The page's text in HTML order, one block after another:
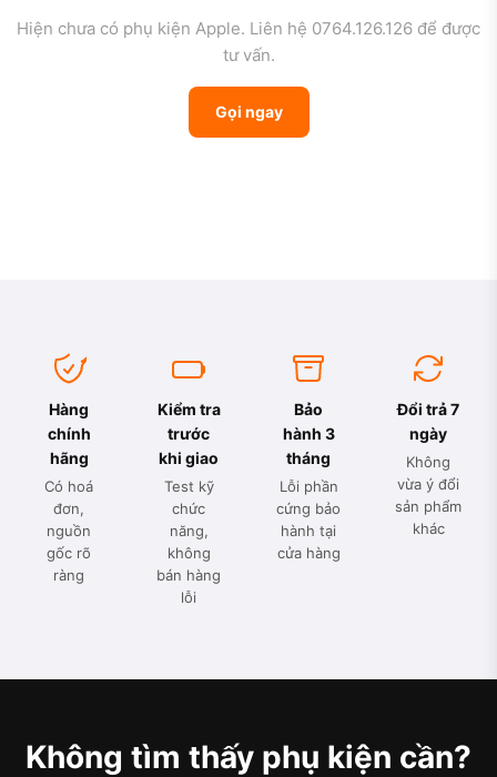
Hiện chưa có phụ kiện Apple. Liên hệ 0764.126.126 để được
tư vấn.
Gọi ngay
Hàng
chính
hãng
Có hoá
đơn,
nguồn
gốc rõ
ràng
Kiểm tra
trước
khi giao
Test kỹ
chức
năng,
không
bán hàng
lỗi
Bảo
hành 3
tháng
Lỗi phần
cứng bảo
hành tại
cửa hàng
Đổi trả 7
ngày
Không
vừa ý đổi
sản phẩm
khác
Không tìm thấy phụ kiện cần?